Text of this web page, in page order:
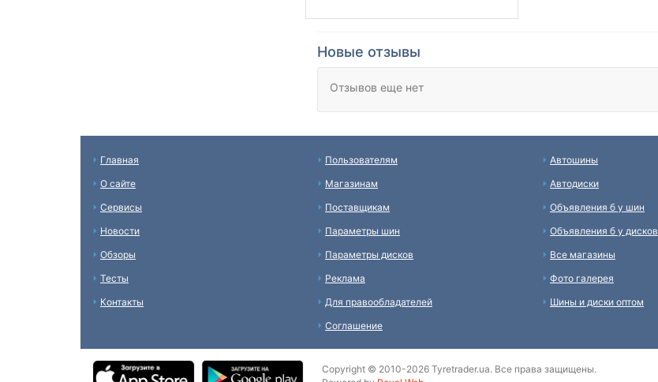
Новые отзывы
Отзывов еще нет
Главная
О сайте
Сервисы
Новости
Обзоры
Тесты
Контакты
Пользователям
Магазинам
Поставщикам
Параметры шин
Параметры дисков
Реклама
Для правообладателей
Соглашение
Автошины
Автодиски
Объявления б у шин
Объявления б у дисков
Все магазины
Фото галерея
Шины и диски оптом
Copyright © 2010-2026 Tyretrader.ua. Все права защищены.